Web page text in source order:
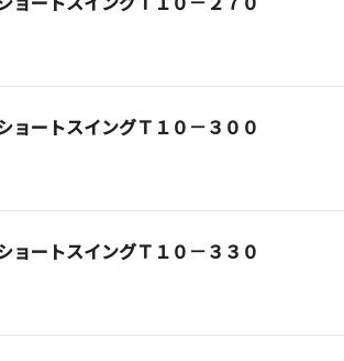
ョートスイングＴ１０－３００
ョートスイングＴ１０－３３０